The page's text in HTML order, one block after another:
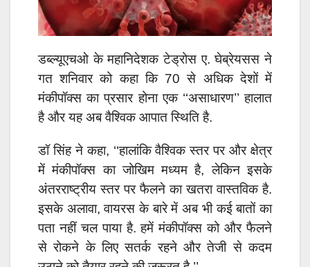
डब्ल्यूएचओ के महानिदेशक टेड्रोस ए. घेब्रेयसस ने
गत शनिवार को कहा कि 70 से अधिक देशों में
मंकीपॉक्स का प्रसार होना एक ‘‘असाधारण’’ हालात
है और यह अब वैश्विक आपात स्थिति है.
डॉ सिंह ने कहा, ‘‘हालांकि वैश्विक स्तर पर और क्षेत्र
में मंकीपॉक्स का जोखिम मध्यम है, लेकिन इसके
अंतरराष्ट्रीय स्तर पर फैलने का खतरा वास्तविक है.
इसके अलावा, वायरस के बारे में अब भी कई बातों का
पता नहीं चल पाया है. हमें मंकीपॉक्स को और फैलने
से रोकने के लिए सतर्क रहने और तेजी से कदम